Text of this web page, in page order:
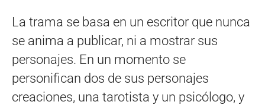
La trama se basa en un escritor que nunca
se anima a publicar, ni a mostrar sus
personajes. En un momento se
personifican dos de sus personajes
creaciones, una tarotista y un psicólogo, y